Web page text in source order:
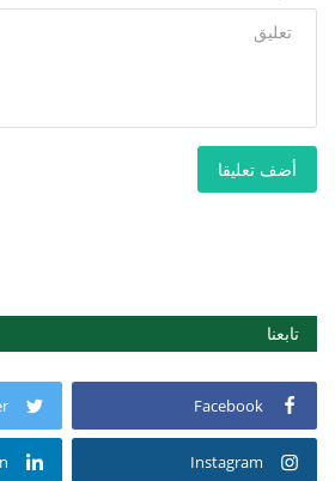
أضف تعليقا
تابعنا
Facebook
Instagram